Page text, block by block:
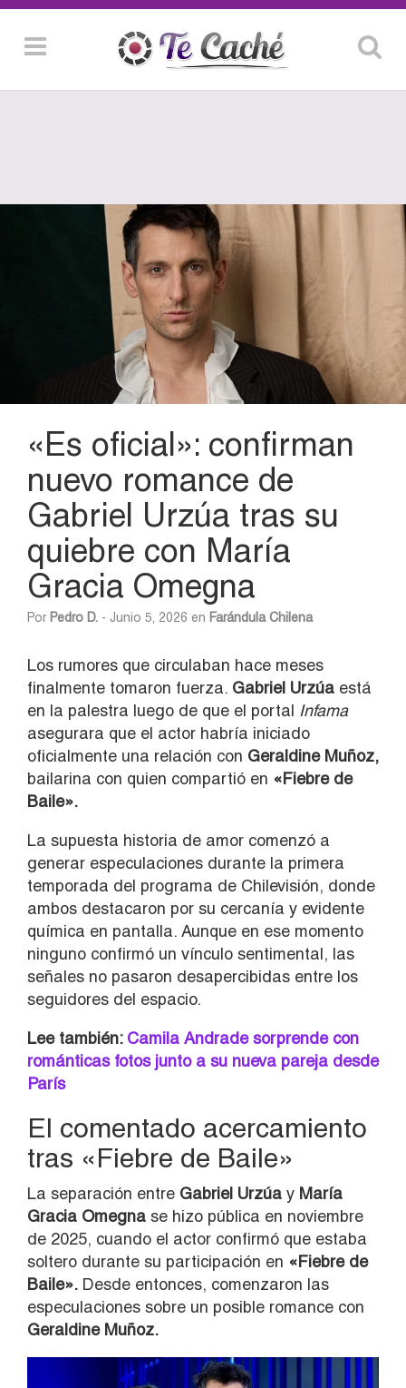
«Es oficial»: confirman
nuevo romance de
Gabriel Urzúa tras su
quiebre con María
Gracia Omegna
Por Pedro D. - Junio 5, 2026 en Farándula Chilena
Los rumores que circulaban hace meses
finalmente tomaron fuerza. Gabriel Urzúa está
en la palestra luego de que el portal Infama
asegurara que el actor habría iniciado
oficialmente una relación con Geraldine Muñoz,
bailarina con quien compartió en «Fiebre de
Baile».
La supuesta historia de amor comenzó a
generar especulaciones durante la primera
temporada del programa de Chilevisión, donde
ambos destacaron por su cercanía y evidente
química en pantalla. Aunque en ese momento
ninguno confirmó un vínculo sentimental, las
señales no pasaron desapercibidas entre los
seguidores del espacio.
Lee también: Camila Andrade sorprende con
románticas fotos junto a su nueva pareja desde
París
El comentado acercamiento
tras «Fiebre de Baile»
La separación entre Gabriel Urzúa y María
Gracia Omegna se hizo pública en noviembre
de 2025, cuando el actor confirmó que estaba
soltero durante su participación en «Fiebre de
Baile». Desde entonces, comenzaron las
especulaciones sobre un posible romance con
Geraldine Muñoz.